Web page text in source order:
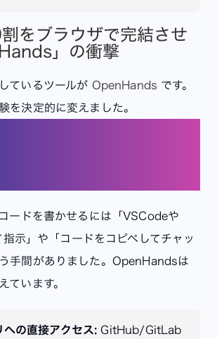
をブラウザで完結させ
」の衝撃
ているツールが OpenHands です。
を決定的に変えました。
ードを書かせるには「VSCodeや
示」や「コードをコピペしてチャッ
手間がありました。OpenHandsは
ています。
への直接アクセス: GitHub/GitLab